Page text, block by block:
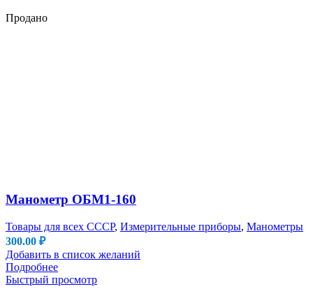
Продано
Манометр ОБМ1-160
Товары для всех СССР, Измерительные приборы, Манометры
300.00 ₽
Добавить в список желаний
Подробнее
Быстрый просмотр